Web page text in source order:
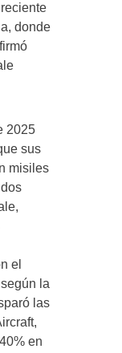
donde
2025
sus
misiles
el
la
las
en